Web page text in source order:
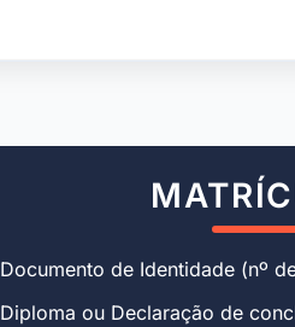
Documento de Identidade (nº
Diploma ou Declaração de